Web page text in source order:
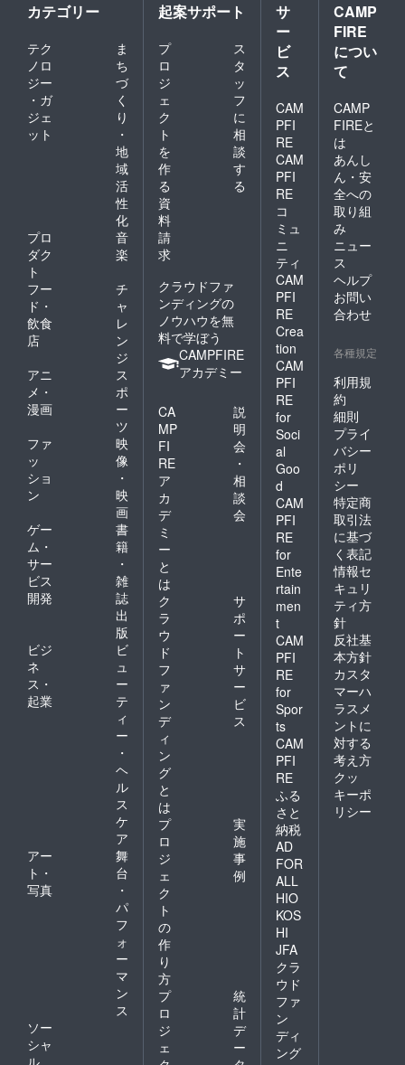
カテゴリー
テク
ノロ
ジー
・ガ
ジェ
ット
ま
ち
づ
く
り
・
地
域
活
性
化
プロ
ダク
ト
音
楽
フー
ド・
飲食
店
チ
ャ
レ
ン
ジ
アニ
メ・
漫画
ス
ポ
ー
ツ
ファ
ッ
ショ
ン
映
像
・
映
画
ゲー
ム・
サー
ビス
開発
書
籍
・
雑
誌
出
版
ビジ
ネ
ス・
起業
ビ
ュ
ー
テ
ィ
ー
・
ヘ
ル
ス
ケ
ア
アー
ト・
写真
舞
台
・
パ
フ
ォ
ー
マ
ン
ス
ソー
シャ
起案サポート
プ
ロ
ジ
ェ
ク
ト
を
作
る
ス
タ
ッ
フ
に
相
談
す
る
資
料
請
求
クラウドファ
ンディングの
ノウハウを無
料で学ぼう
CAMPFIRE
アカデミー
CA
MP
FI
RE
ア
カ
デ
ミ
ー
と
は
説
明
会
・
相
談
会
ク
ラ
ウ
ド
フ
ァ
ン
デ
ィ
ン
グ
と
は
サ
ポ
ー
ト
サ
ー
ビ
ス
プ
ロ
ジ
ェ
ク
ト
の
作
り
方
実
施
事
例
プ
ロ
ジ
ェ
統
計
デ
ー
サ
ー
ビ
ス
CAM
PFI
RE
CAM
PFI
RE
コ
ミュ
ニ
ティ
CAM
PFI
RE
Crea
tion
CAM
PFI
RE
for
Soci
al
Goo
d
CAM
PFI
RE
for
Ente
rtain
men
t
CAM
PFI
RE
for
Spor
ts
CAM
PFI
RE
ふる
さと
納税
AD
FOR
ALL
HIO
KOS
HI
JFA
クラ
ウド
ファ
ン
ディ
ング
CAMP
FIRE
につい
て
CAMP
FIREと
は
あんし
ん・安
全への
取り組
み
ニュー
ス
ヘルプ
お問い
合わせ
各種規定
利用規
約
細則
プライ
バシー
ポリ
シー
特定商
取引法
に基づ
く表記
情報セ
キュリ
ティ方
針
反社基
本方針
カスタ
マーハ
ラスメ
ントに
対する
考え方
クッ
キーポ
リシー